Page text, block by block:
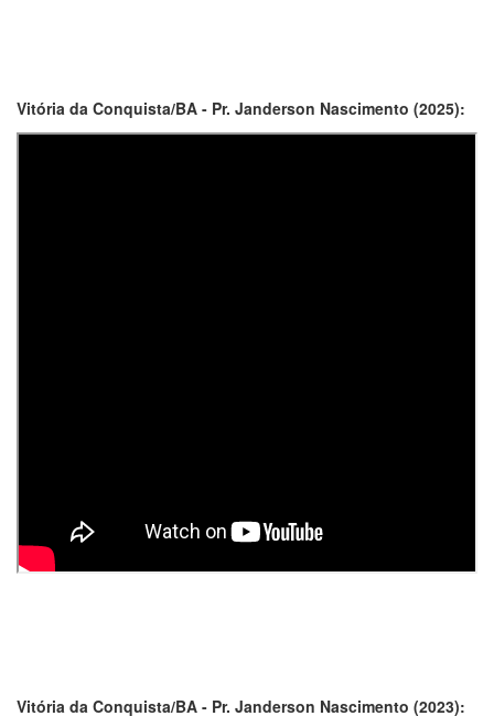
Vitória da Conquista/BA - Pr. Janderson Nascimento (2025):
Vitória da Conquista/BA - Pr. Janderson Nascimento (2023):